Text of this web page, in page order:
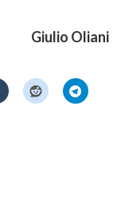
Giulio Oliani